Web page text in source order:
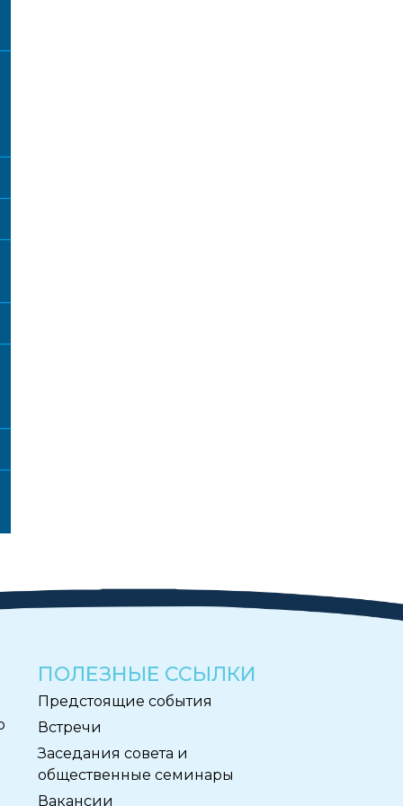
ПОЛЕЗНЫЕ ССЫЛКИ
Предстоящие события
Встречи
Заседания совета и
общественные семинары
Вакансии